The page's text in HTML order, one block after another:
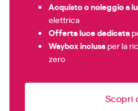
Acquisto o noleggio a
elettrica
Offerta luce dedicata
Waybox inclusa per la
zero
Scopri